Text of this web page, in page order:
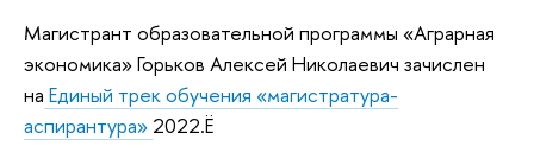
Магистрант образовательной программы «Аграрная
экономика» Горьков Алексей Николаевич зачислен
на Единый трек обучения «магистратура-
аспирантура» 2022.Ё